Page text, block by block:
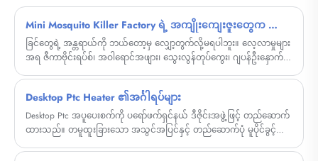
Mini Mosquito Killer Factory ရဲ့ အကျိုးကျေးဇူးတွေက ဘာတွေလဲ။
ခြင်တွေရဲ့ အန္တရာယ်ကို ဘယ်တော့မှ လျှော့တွက်လို့မရပါဘူး။ လေ့လာမှုများ
အရ ဇီကာဗိုင်းရပ်စ်၊ အဝါရောင်အဖျား၊ သွေးလွန်တုပ်ကွေး၊ ဂျပန်ဦးနှောက်
Desktop Ptc Heater ၏အင်္ဂါရပ်များ
Desktop Ptc အပူပေးစက်ကို ပရော်ဖက်ရှင်နယ် ဒီဇိုင်းအဖွဲ့ဖြင့် တည်ဆောက်
ထားသည်။ တမူထူးခြားသော အသွင်အပြင်နှင့် တည်ဆောက်ပုံ မူပိုင်ခွင့်တင်